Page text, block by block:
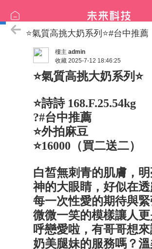
中部♡台中-彰化外送♡
⭐氣質高挑大奶系列⭐#台中推薦
樓主 admin
收藏 2025-7-12 18:46:25
⭐氣質高挑大奶系列⭐
⭐詩詩 168.F.25.54kg
?#台中推薦
⭐外拍麻豆
⭐16000（買二送二）
白皙無刺青的肌膚，
神的大眼睛，好似在
每一次性愛的期待與緊
微微一笑的模樣讓人
呼戀愛啦，有哥哥想
奶美腿妹的服務嗎？